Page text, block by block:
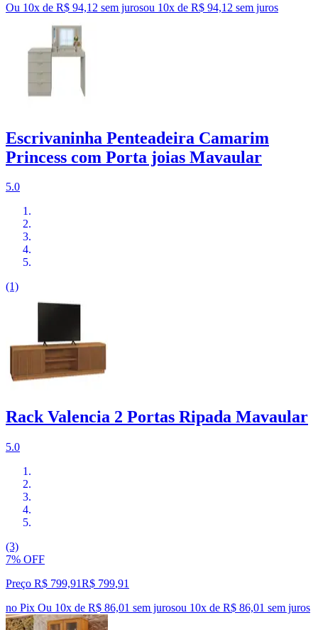
Ou 10x de R$ 94,12 sem jurosou 10x de R$ 94,12 sem juros
Escrivaninha Penteadeira Camarim
Princess com Porta joias Mavaular
5.0
(1)
Rack Valencia 2 Portas Ripada Mavaular
5.0
(3)
7% OFF
Preço R$ 799,91R$ 799,91
no Pix Ou 10x de R$ 86,01 sem jurosou 10x de R$ 86,01 sem juros